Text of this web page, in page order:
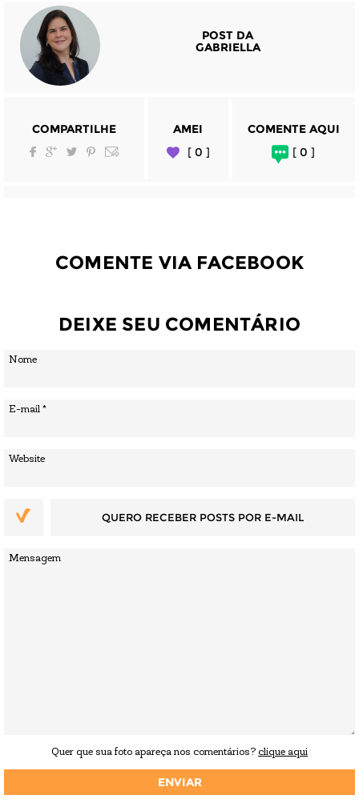
POST DA
GABRIELLA
COMPARTILHE
AMEI
[ 0 ]
COMENTE AQUI
[ 0 ]
COMENTE VIA FACEBOOK
DEIXE SEU COMENTÁRIO
QUERO RECEBER POSTS POR E-MAIL
Quer que sua foto apareça nos comentários? clique aqui